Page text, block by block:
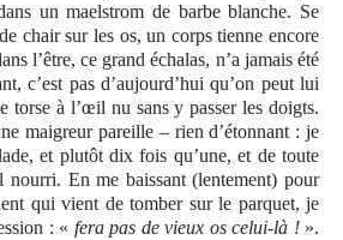
un maelstrom de barbe blanche. Se
chair sur les os, un corps tienne encore
l’être, ce grand échalas, n’a jamais été
c’est pas d’aujourd’hui qu’on peut lui
torse à l’œil nu sans y passer les doigts.
maigreur pareille – rien d’étonnant : je
et plutôt dix fois qu’une, et de toute
nourri. En me baissant (lentement) pour
qui vient de tomber sur le parquet, je
: « fera pas de vieux os celui-là !».